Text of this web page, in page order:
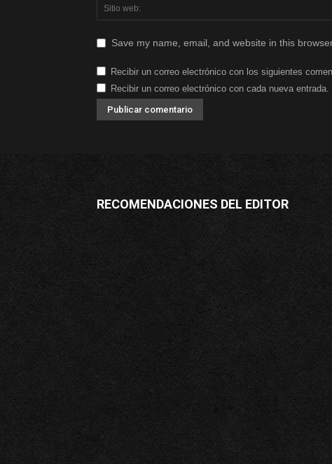
Save my name, email, and website in this
Recibir un correo electrónico con los siguientes
Recibir un correo electrónico con cada nueva entrada.
RECOMENDACIONES DEL EDITOR